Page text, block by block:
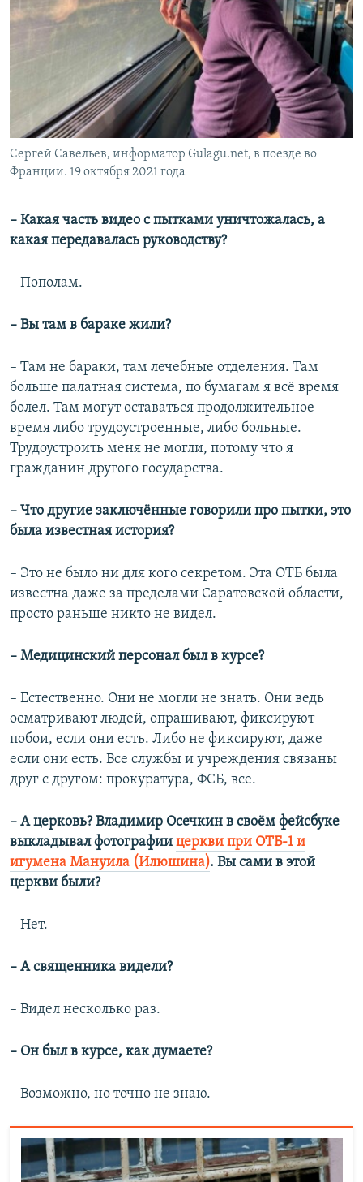
Сергей Савельев, информатор Gulagu.net, в поезде во
Франции. 19 октября 2021 года
– Какая часть видео с пытками уничтожалась, а
какая передавалась руководству?
– Пополам.
– Вы там в бараке жили?
– Там не бараки, там лечебные отделения. Там
больше палатная система, по бумагам я всё время
болел. Там могут оставаться продолжительное
время либо трудоустроенные, либо больные.
Трудоустроить меня не могли, потому что я
гражданин другого государства.
– Что другие заключённые говорили про пытки, это
была известная история?
– Это не было ни для кого секретом. Эта ОТБ была
известна даже за пределами Саратовской области,
просто раньше никто не видел.
– Медицинский персонал был в курсе?
– Естественно. Они не могли не знать. Они ведь
осматривают людей, опрашивают, фиксируют
побои, если они есть. Либо не фиксируют, даже
если они есть. Все службы и учреждения связаны
друг с другом: прокуратура, ФСБ, все.
– А церковь? Владимир Осечкин в своём фейсбуке
выкладывал фотографии церкви при ОТБ-1 и
игумена Мануила (Илюшина). Вы сами в этой
церкви были?
– Нет.
– А священника видели?
– Видел несколько раз.
– Он был в курсе, как думаете?
– Возможно, но точно не знаю.